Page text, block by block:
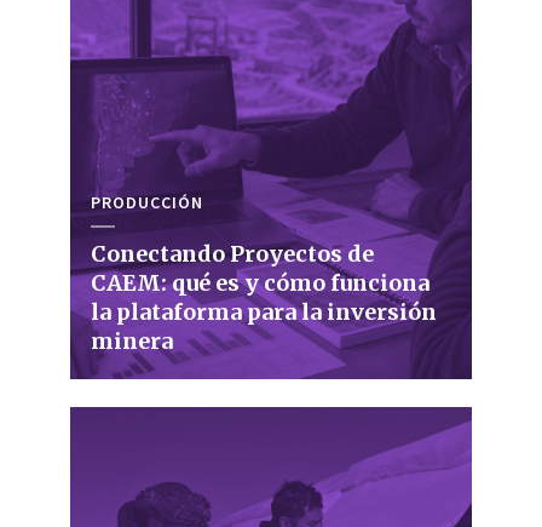
PRODUCCIÓN
Conectando Proyectos de
CAEM: qué es y cómo funciona
la plataforma para la inversión
minera